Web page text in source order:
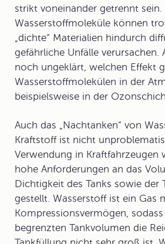
strikt voneinander getrennt sein.
Wasserstoffmoleküle können
„dichte“ Materialien hindurch
gefährliche Unfälle verursachen.
noch ungeklärt, welchen Effekt
Wasserstoffmolekülen in der
beispielsweise in der
Auch das „Nachtanken“ von
Kraftstoff ist nicht
Verwendung in Kraftfahrzeugen
hohe Anforderungen an das
Dichtigkeit des Tanks sowie der
gestellt. Wasserstoff ist ein Gas
Kompressionsvermögen,
begrenzten Tankvolumen die